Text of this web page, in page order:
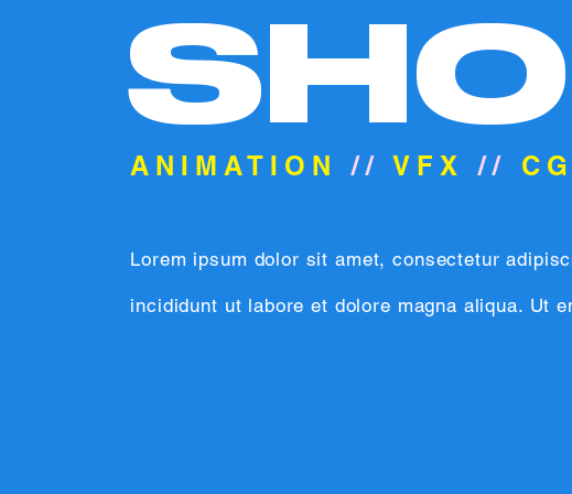
ANIMATION//VFX //
Lorem ipsum dolor sit amet, consectetur
incididunt ut labore et dolore magna aliqua. Ut